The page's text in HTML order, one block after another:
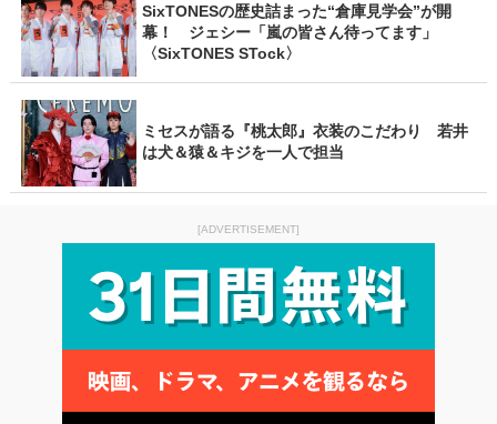
SixTONESの歴史詰まった“倉庫見学会”が開
幕！ ジェシー「嵐の皆さん待ってます」
〈SixTONES STock〉
ミセスが語る『桃太郎』衣装のこだわり 若井
は犬＆猿＆キジを一人で担当
[ADVERTISEMENT]